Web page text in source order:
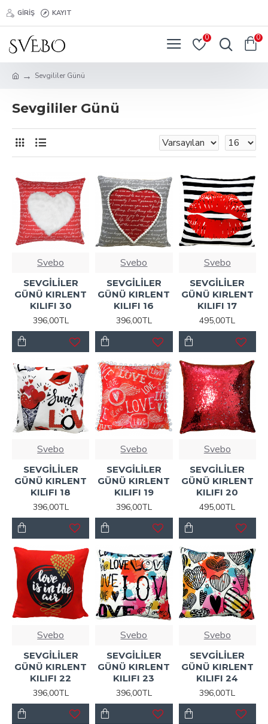
GIRIŞ KAYIT
0 0
Sevgililer Günü
Sevgililer Günü
Svebo
SEVGİLİLER
GÜNÜ KIRLENT
KILIFI 30
396,00TL
Svebo
SEVGİLİLER
GÜNÜ KIRLENT
KILIFI 16
396,00TL
Svebo
SEVGİLİLER
GÜNÜ KIRLENT
KILIFI 17
495,00TL
Svebo
SEVGİLİLER
GÜNÜ KIRLENT
KILIFI 18
396,00TL
Svebo
SEVGİLİLER
GÜNÜ KIRLENT
KILIFI 19
396,00TL
Svebo
SEVGİLİLER
GÜNÜ KIRLENT
KILIFI 20
495,00TL
Svebo
SEVGİLİLER
GÜNÜ KIRLENT
KILIFI 22
396,00TL
Svebo
SEVGİLİLER
GÜNÜ KIRLENT
KILIFI 23
396,00TL
Svebo
SEVGİLİLER
GÜNÜ KIRLENT
KILIFI 24
396,00TL